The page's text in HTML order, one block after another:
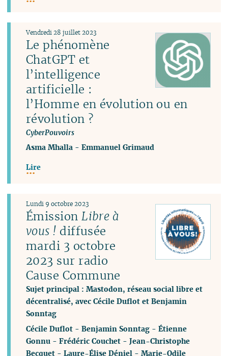
Le phénomène
ChatGPT et
l’intelligence
artificielle :
l’Homme en évolution ou en
révolution ?
CyberPouvoirs
Vendredi 28 juillet 2023
Asma Mhalla -Emmanuel Grimaud
Lire
ÉmissionLibre à
vous ! diffusée
mardi 3 octobre
2023 sur radio
Cause Commune
Sujet principal : Mastodon, réseau social libre et
décentralisé, avec Cécile Duflot et Benjamin
Sonntag
Lundi 9 octobre 2023
Cécile Duflot -Benjamin Sonntag -Étienne
Gonnu -Frédéric Couchet -Jean-Christophe
Becquet -Laure-Élise Déniel -Marie-Odile